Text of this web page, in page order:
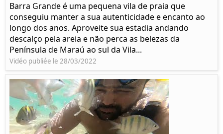
Barra Grande é uma pequena vila de praia que
conseguiu manter a sua autenticidade e encanto ao
longo dos anos. Aproveite sua estadia andando
descalço pela areia e não perca as belezas da
Península de Maraú ao sul da Vila...
Vidéo publiée le 28/03/2022